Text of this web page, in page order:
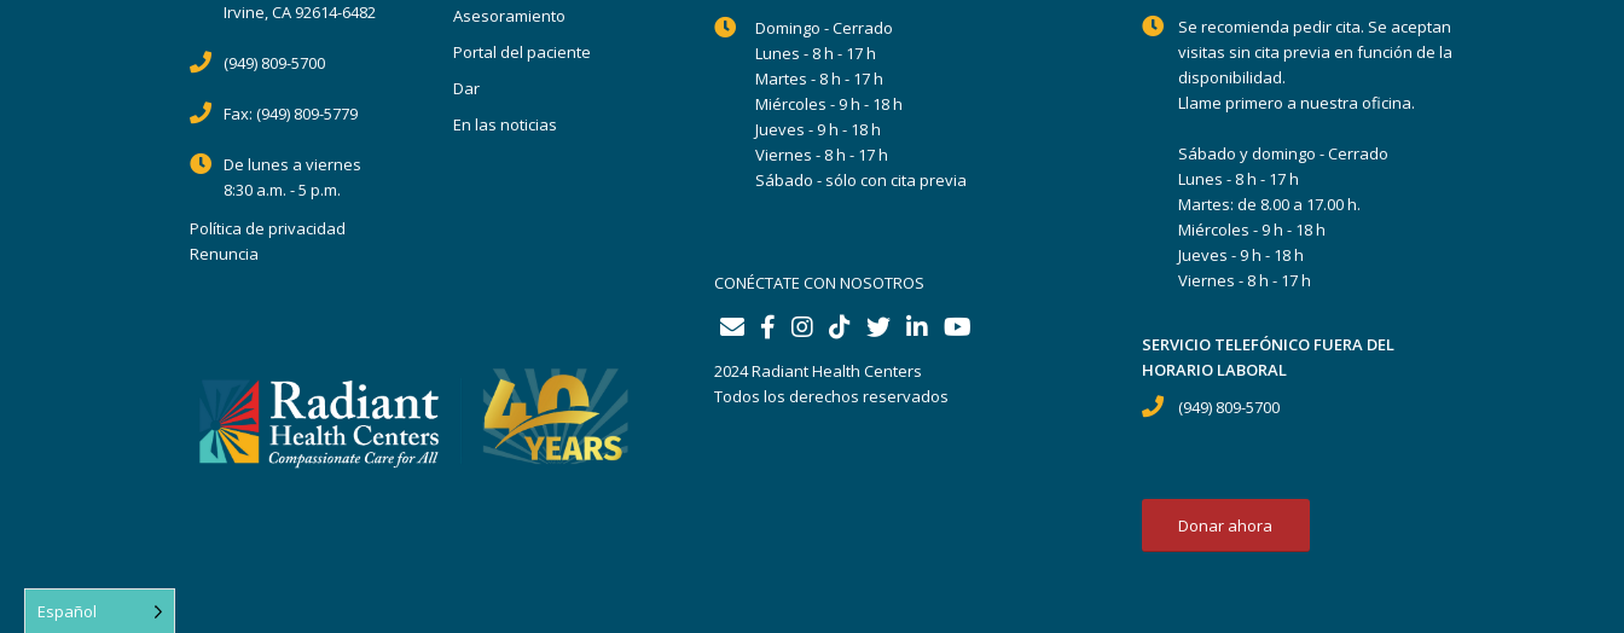
Irvine, CA 92614-6482
(949) 809-5700
Fax:(949) 809-5779
De lunes a viernes
8:30 a.m. - 5 p.m.
Política de privacidad
Renuncia
Asesoramiento
Portal del paciente
Dar
En las noticias
Domingo - Cerrado
Lunes - 8 h - 17 h
Martes - 8 h - 17 h
Miércoles - 9 h - 18 h
Jueves - 9 h - 18 h
Viernes - 8 h - 17 h
Sábado - sólo con cita previa
CONÉCTATE CON NOSOTROS
2024 Radiant Health Centers
Todos los derechos reservados
Se recomienda pedir cita. Se aceptan
visitas sin cita previa en función de la
disponibilidad.
Llame primero a nuestra oficina.
Sábado y domingo - Cerrado
Lunes - 8 h - 17 h
Martes: de 8.00 a 17.00 h.
Miércoles - 9 h - 18 h
Jueves - 9 h - 18 h
Viernes - 8 h - 17 h
SERVICIO TELEFÓNICO FUERA DEL
HORARIO LABORAL
(949) 809-5700
Donar ahora
Español